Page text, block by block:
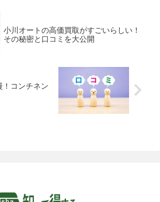
小川オートの高価買取がすごいらしい！
その秘密と口コミを大公開
！コンチネン